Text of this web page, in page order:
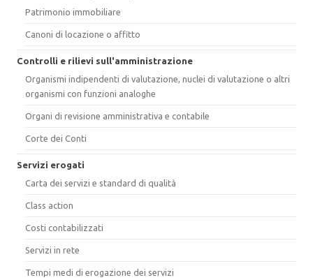
Patrimonio immobiliare
Canoni di locazione o affitto
Controlli e rilievi sull'amministrazione
Organismi indipendenti di valutazione, nuclei di valutazione o altri
organismi con funzioni analoghe
Organi di revisione amministrativa e contabile
Corte dei Conti
Servizi erogati
Carta dei servizi e standard di qualità
Class action
Costi contabilizzati
Servizi in rete
Tempi medi di erogazione dei servizi